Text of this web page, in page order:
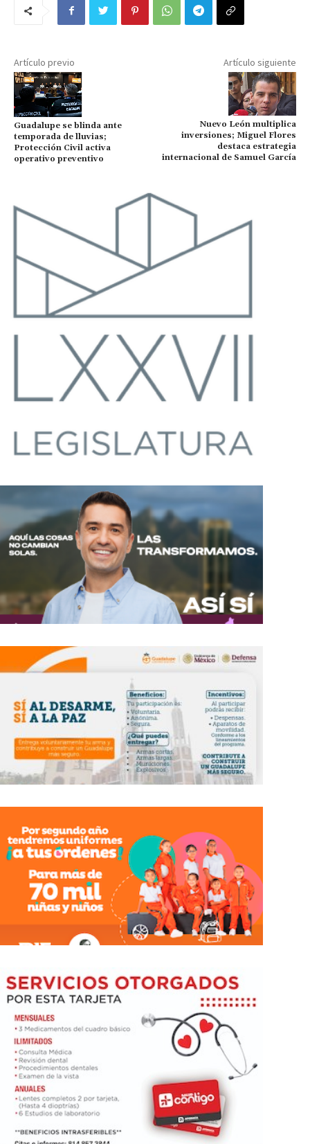
Artículo previo
Guadalupe se blinda ante
temporada de lluvias;
Protección Civil activa
operativo preventivo
Artículo siguiente
Nuevo León multiplica
inversiones; Miguel Flores
destaca estrategia
internacional de Samuel García